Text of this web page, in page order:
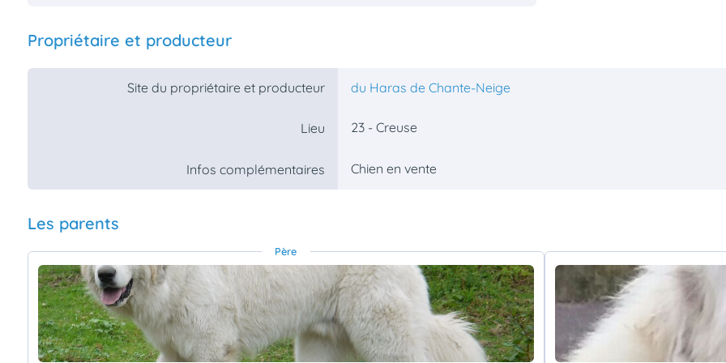
Propriétaire et producteur
Site du propriétaire et producteur du Haras de Chante-Neige
Lieu 23 - Creuse
Infos complémentaires Chien en vente
Les parents
Père